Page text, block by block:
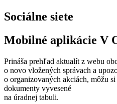
Sociálne siete
Mobilné aplikácie V
Prináša prehľad aktualít z webu
o novo vložených správach a
o organizovaných akciách, môžu
dokumenty vyvesené
na úradnej tabuli.